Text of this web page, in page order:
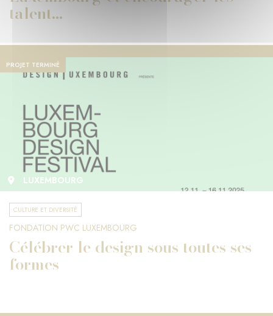
talent...
PROJET TERMINÉ
LUXEMBOURG
CULTURE ET DIVERSITÉ
FONDATION PWC LUXEMBOURG
Célébrer le design sous toutes ses
formes